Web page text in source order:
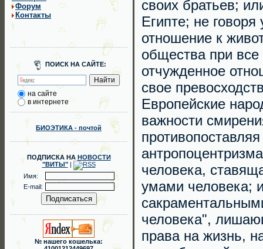
Форум
Контакты
ПОИСК НА САЙТЕ:
на сайте
в интернете
БИОЭТИКА - почтой
ПОДПИСКА НА НОВОСТИ
"ВИТЫ"|
Имя:
E-mail:
№ нашего кошелька:
своих братьев;
Египте; не
отношение к
общества при
отчужденное
свое
Европейские
важности
человека,
умами человека;
человека",
права на жизнь,